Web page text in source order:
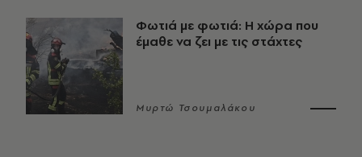
Φωτιά με φωτιά: Η χώρα που
έμαθε να ζει με τις στάχτες
Μυρτώ Τσουμαλάκου